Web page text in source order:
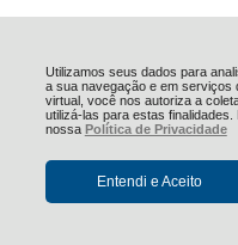
Utilizamos seus dados para
a sua navegação e em serviços
virtual, você nos autoriza a
utilizá-las para estas
nossa Política de Privacidade
Entendi e Aceito